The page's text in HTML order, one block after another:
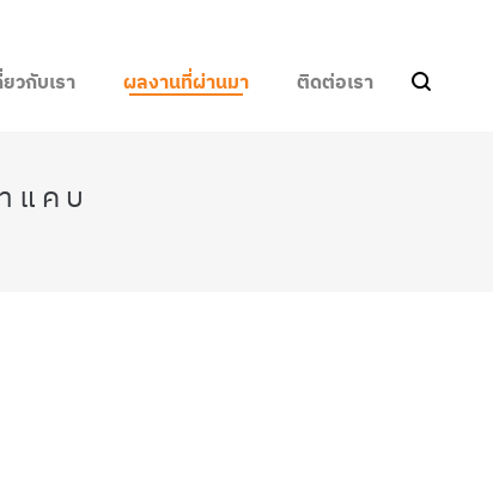
ยวกับเรา ผลงานที่ผ่านมา ติดต่อเรา
แคบ